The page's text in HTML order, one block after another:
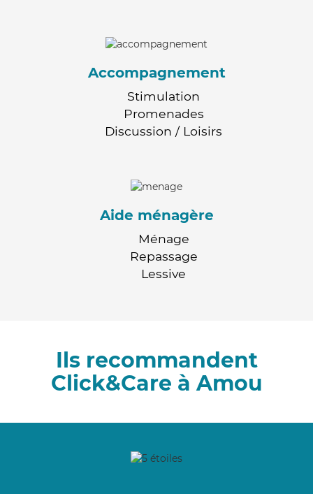
Accompagnement
Stimulation
Promenades
Discussion / Loisirs
Aide ménagère
Ménage
Repassage
Lessive
Ils recommandent
Click&Care à Amou